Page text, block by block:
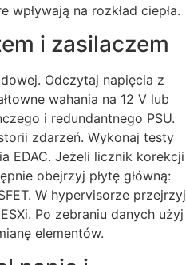
na rozkład ciepła.
i zasilaczem
Odczytaj napięcia z
wahania na 12 V lub
i redundantnego PSU.
zdarzeń. Wykonaj testy
EDAC. Jeżeli licznik korekcji
obejrzyj płytę główną:
W hypervisorze przejrzyj
Po zebraniu danych użyj
elementów.